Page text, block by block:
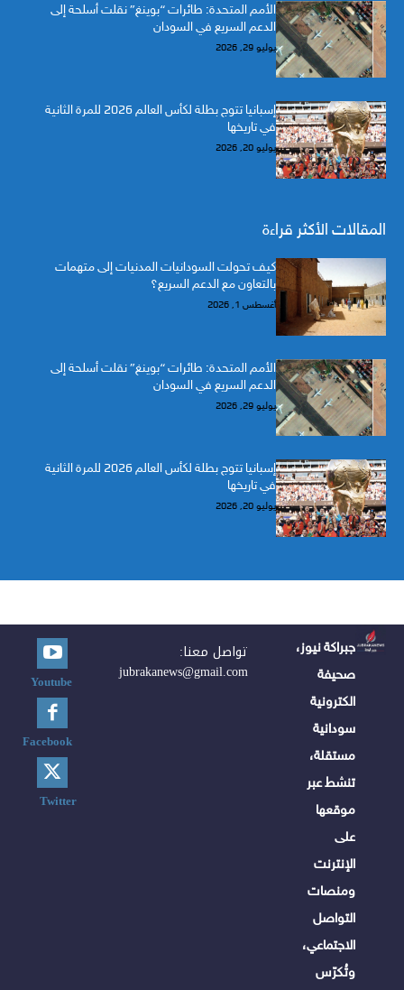
الأمم المتحدة: طائرات “بوينغ” نقلت أسلحة إلى
الدعم السريع في السودان
يوليو 29, 2026
إسبانيا تتوج بطلة لكأس العالم 2026 للمرة الثانية
في تاريخها
يوليو 20, 2026
المقالات الأكثر قراءة
كيف تحولت السودانيات المدنيات إلى متهمات
بالتعاون مع الدعم السريع؟
أغسطس 1, 2026
الأمم المتحدة: طائرات “بوينغ” نقلت أسلحة إلى
الدعم السريع في السودان
يوليو 29, 2026
إسبانيا تتوج بطلة لكأس العالم 2026 للمرة الثانية
في تاريخها
يوليو 20, 2026
جبراكة نيوز،
صحيفة
الكترونية
سودانية
مستقلة،
تنشط عبر
موقعها
على
الإنترنت
ومنصات
التواصل
الاجتماعي،
وتُكرّس
تواصل معنا:
jubrakanews@gmail.com
Youtube
Facebook
Twitter